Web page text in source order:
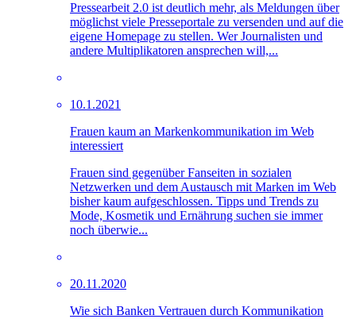
Pressearbeit 2.0 ist deutlich mehr, als Meldungen über
möglichst viele Presseportale zu versenden und auf die
eigene Homepage zu stellen. Wer Journalisten und
andere Multiplikatoren ansprechen will,...
10.1.2021
Frauen kaum an Markenkommunikation im Web
interessiert
Frauen sind gegenüber Fanseiten in sozialen
Netzwerken und dem Austausch mit Marken im Web
bisher kaum aufgeschlossen. Tipps und Trends zu
Mode, Kosmetik und Ernährung suchen sie immer
noch überwie...
20.11.2020
Wie sich Banken Vertrauen durch Kommunikation